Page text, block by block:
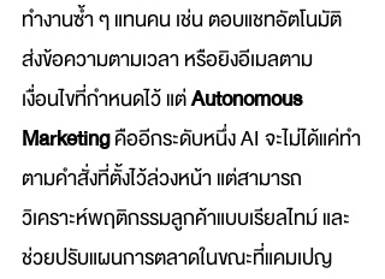
ทำงานซ้ำ ๆ แทนคน เช่น ตอบแชทอัตโนมัติ
ส่งข้อความตามเวลา หรือยิงอีเมลตาม
เงื่อนไขที่กำหนดไว้ แต่ Autonomous
Marketing คืออีกระดับหนึ่ง AI จะไม่ได้แค่ทำ
ตามคำสั่งที่ตั้งไว้ล่วงหน้า แต่สามารถ
วิเคราะห์พฤติกรรมลูกค้าแบบเรียลไทม์ และ
ช่วยปรับแผนการตลาดในขณะที่แคมเปญ